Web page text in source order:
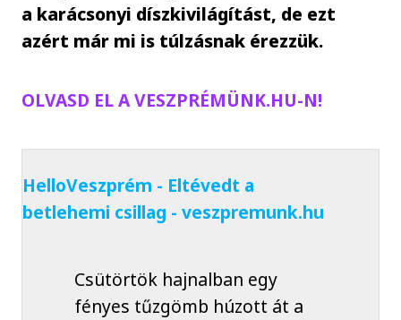
a karácsonyi díszkivilágítást, de ezt
azért már mi is túlzásnak érezzük.
OLVASD EL A VESZPRÉMÜNK.HU-N!
HelloVeszprém - Eltévedt a
betlehemi csillag - veszpremunk.hu
Csütörtök hajnalban egy
fényes tűzgömb húzott át a